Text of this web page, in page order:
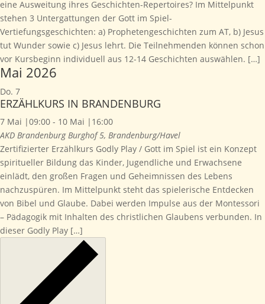
eine Ausweitung ihres Geschichten-Repertoires? Im Mittelpunkt
stehen 3 Untergattungen der Gott im Spiel-
Vertiefungsgeschichten: a) Prophetengeschichten zum AT, b) Jesus
tut Wunder sowie c) Jesus lehrt. Die Teilnehmenden können schon
vor Kursbeginn individuell aus 12-14 Geschichten auswählen. […]
Mai 2026
Do. 7
ERZÄHLKURS IN BRANDENBURG
7 Mai |09:00 - 10 Mai |16:00
AKD BrandenburgBurghof 5, Brandenburg/Havel
Zertifizierter Erzählkurs Godly Play / Gott im Spiel ist ein Konzept
spiritueller Bildung das Kinder, Jugendliche und Erwachsene
einlädt, den großen Fragen und Geheimnissen des Lebens
nachzuspüren. Im Mittelpunkt steht das spielerische Entdecken
von Bibel und Glaube. Dabei werden Impulse aus der Montessori
– Pädagogik mit Inhalten des christlichen Glaubens verbunden. In
dieser Godly Play […]